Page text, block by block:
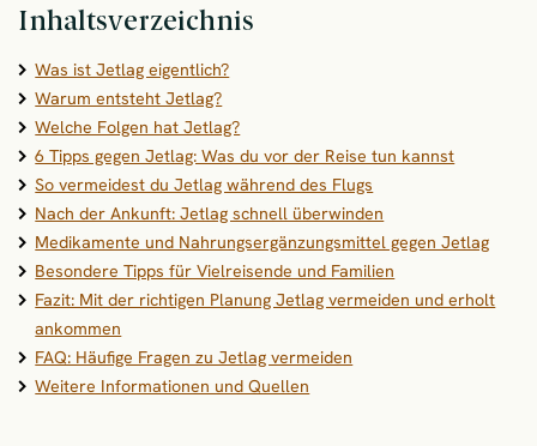
Inhaltsverzeichnis
Was ist Jetlag eigentlich?
Warum entsteht Jetlag?
Welche Folgen hat Jetlag?
6 Tipps gegen Jetlag: Was du vor der Reise tun kannst
So vermeidest du Jetlag während des Flugs
Nach der Ankunft: Jetlag schnell überwinden
Medikamente und Nahrungsergänzungsmittel gegen Jetlag
Besondere Tipps für Vielreisende und Familien
Fazit: Mit der richtigen Planung Jetlag vermeiden und erholt
ankommen
FAQ: Häufige Fragen zu Jetlag vermeiden
Weitere Informationen und Quellen